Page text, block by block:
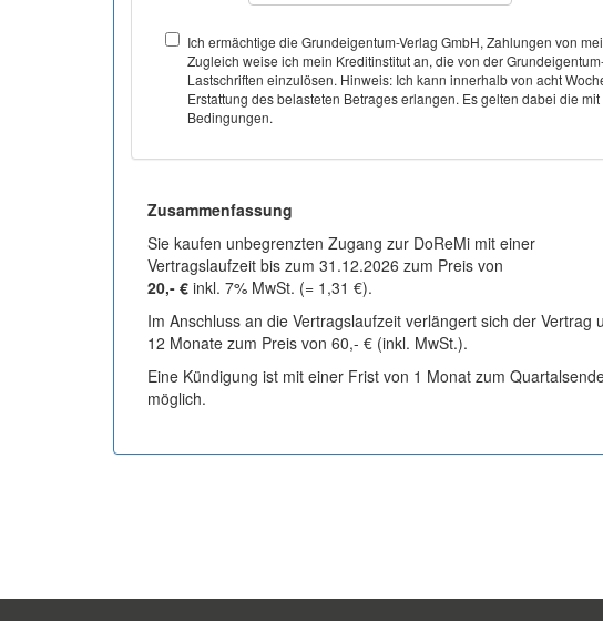
Ich ermächtige die Grundeigentum-Verlag GmbH, Zahlungen von
Zugleich weise ich mein Kreditinstitut an, die von der
Lastschriften einzulösen. Hinweis: Ich kann innerhalb von acht
Erstattung des belasteten Betrages erlangen. Es gelten dabei die
Bedingungen.
Zusammenfassung
Sie kaufen unbegrenzten Zugang zur DoReMi mit einer
Vertragslaufzeit bis zum 31.12.2026 zum Preis von
20,- € inkl. 7% MwSt. (= 1,31 €).
Im Anschluss an die Vertragslaufzeit verlängert sich der Vertrag
12 Monate zum Preis von 60,- € (inkl. MwSt.).
Eine Kündigung ist mit einer Frist von 1 Monat zum
möglich.